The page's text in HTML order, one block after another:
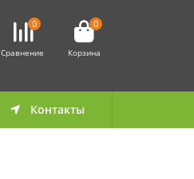
0
Сравнение
0
Корзина
Контакты